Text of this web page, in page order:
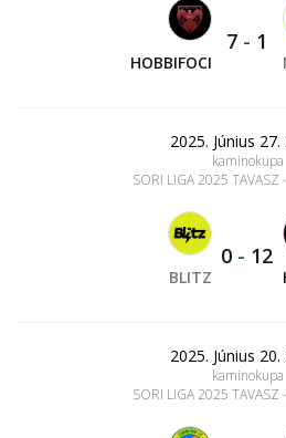
HOBBIFOCI
7 - 1
2025. Június 27.
kaminokupa
SORI LIGA 2025 TAVASZ
BLITZ
0 - 12
2025. Június 20.
kaminokupa
SORI LIGA 2025 TAVASZ